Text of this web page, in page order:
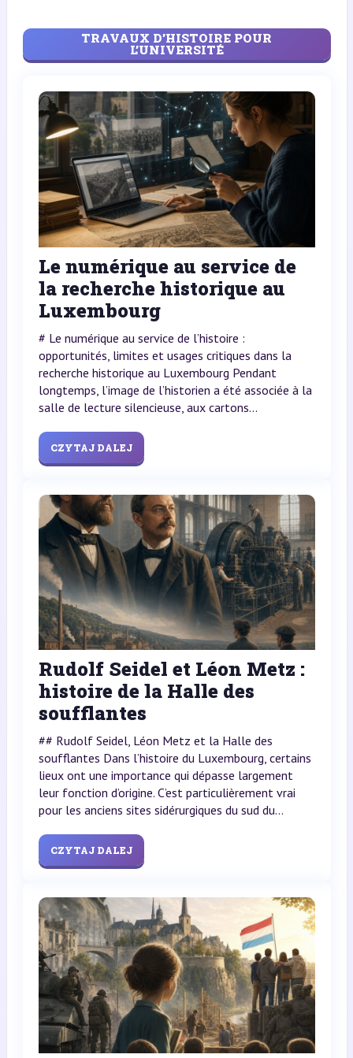
TRAVAUX D’HISTOIRE POUR
L’UNIVERSITÉ
Le numérique au service de
la recherche historique au
Luxembourg
# Le numérique au service de l’histoire :
opportunités, limites et usages critiques dans la
recherche historique au Luxembourg Pendant
longtemps, l’image de l’historien a été associée à la
salle de lecture silencieuse, aux cartons...
CZYTAJ DALEJ
Rudolf Seidel et Léon Metz :
histoire de la Halle des
soufflantes
## Rudolf Seidel, Léon Metz et la Halle des
soufflantes Dans l’histoire du Luxembourg, certains
lieux ont une importance qui dépasse largement
leur fonction d’origine. C’est particulièrement vrai
pour les anciens sites sidérurgiques du sud du...
CZYTAJ DALEJ